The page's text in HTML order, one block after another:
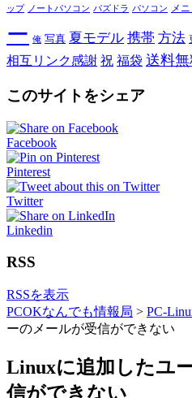
ップ ノートパソコン パズドラ パソコン メ
ー 俺 写真 夏モデル 携帯 方法
相互リンク感謝 祝 福袋 送料
このサイトをシェア
Facebook
Pinterest
Twitter
Linkedin
RSS
RSSを表示
PCOKなんでも情報局 > PC-
ーのメールが受信ができない
Linuxに追加したユ
信ができない